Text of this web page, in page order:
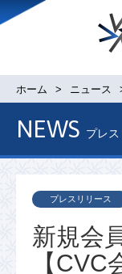
ホーム ニュース
NEWS プレス
新規会
【
プレスリリース